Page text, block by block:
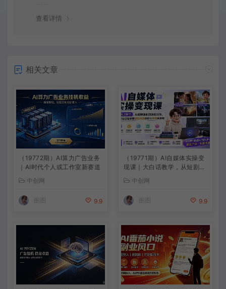
查看详情
相关文章
（19772期）AI算力广告业务
｜AI时代个人或工作室新赛道
中创网
9.9
（19771期）AI自媒体实操变
现课｜大白话教学，从短剧漫
剧到动画制作，零基础也能掌
握爆款内容创作与变现全流程
中创网
9.9